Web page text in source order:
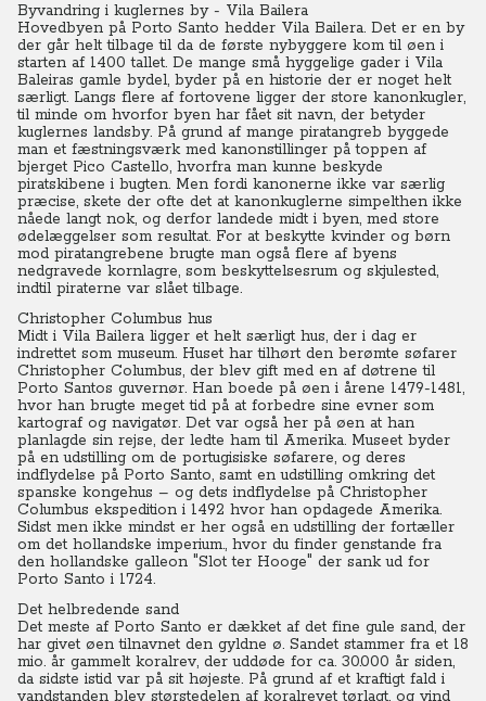
Byvandring i kuglernes by - Vila Bailera
Hovedbyen på Porto Santo hedder Vila Bailera. Det er en by
der går helt tilbage til da de første nybyggere kom til øen i
starten af 1400 tallet. De mange små hyggelige gader i Vila
Baleiras gamle bydel, byder på en historie der er noget helt
særligt. Langs flere af fortovene ligger der store kanonkugler,
til minde om hvorfor byen har fået sit navn, der betyder
kuglernes landsby. På grund af mange piratangreb byggede
man et fæstningsværk med kanonstillinger på toppen af
bjerget Pico Castello, hvorfra man kunne beskyde
piratskibene i bugten. Men fordi kanonerne ikke var særlig
præcise, skete der ofte det at kanonkuglerne simpelthen ikke
nåede langt nok, og derfor landede midt i byen, med store
ødelæggelser som resultat. For at beskytte kvinder og børn
mod piratangrebene brugte man også flere af byens
nedgravede kornlagre, som beskyttelsesrum og skjulested,
indtil piraterne var slået tilbage.
Christopher Columbus hus
Midt i Vila Bailera ligger et helt særligt hus, der i dag er
indrettet som museum. Huset har tilhørt den berømte søfarer
Christopher Columbus, der blev gift med en af døtrene til
Porto Santos guvernør. Han boede på øen i årene 1479-1481,
hvor han brugte meget tid på at forbedre sine evner som
kartograf og navigatør. Det var også her på øen at han
planlagde sin rejse, der ledte ham til Amerika. Museet byder
på en udstilling om de portugisiske søfarere, og deres
indflydelse på Porto Santo, samt en udstilling omkring det
spanske kongehus – og dets indflydelse på Christopher
Columbus ekspedition i 1492 hvor han opdagede Amerika.
Sidst men ikke mindst er her også en udstilling der fortæller
om det hollandske imperium., hvor du finder genstande fra
den hollandske galleon "Slot ter Hooge" der sank ud for
Porto Santo i 1724.
Det helbredende sand
Det meste af Porto Santo er dækket af det fine gule sand, der
har givet øen tilnavnet den gyldne ø. Sandet stammer fra et 18
mio. år gammelt koralrev, der uddøde for ca. 30.000 år siden,
da sidste istid var på sit højeste. På grund af et kraftigt fald i
vandstanden blev størstedelen af koralrevet tørlagt, og vind